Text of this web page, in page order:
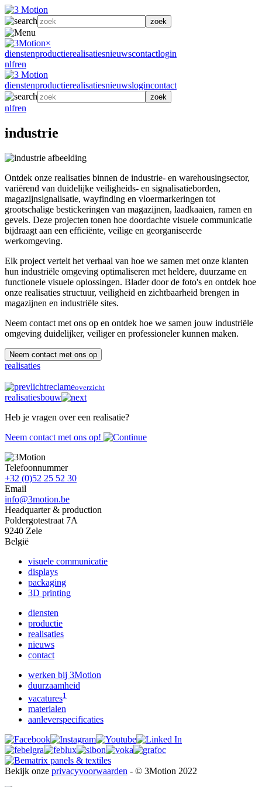
zoek
×
dienstenproductierealisatiesnieuwscontactlogin
nlfren
dienstenproductierealisatiesnieuwslogincontact
zoek
nlfren
industrie
Ontdek onze realisaties binnen de industrie- en warehousingsector,
variërend van duidelijke veiligheids- en signalisatieborden,
magazijnsignalisatie, wayfinding en vloermarkeringen tot
grootschalige bestickeringen van magazijnen, laadkaaien, ramen en
gevels. Deze projecten tonen hoe doordachte visuele communicatie
bijdraagt aan een efficiënte, veilige en georganiseerde
werkomgeving.
Elk project vertelt het verhaal van hoe we samen met onze klanten
hun industriële omgeving optimaliseren met heldere, duurzame en
functionele visuele oplossingen. Blader door de foto's en ontdek hoe
onze realisaties structuur, veiligheid en zichtbaarheid brengen in
magazijnen en industriële sites.
Neem contact met ons op en ontdek hoe we samen jouw industriële
omgeving duidelijker, veiliger en professioneler kunnen maken.
Neem contact met ons op
realisaties
lichtreclameoverzicht
realisatiesbouw
Heb je vragen over een realisatie?
Neem contact met ons op!
Telefoonnummer
+32 (0)52 25 52 30
Email
info@3motion.be
Headquarter & production
Poldergotestraat 7A
9240 Zele
België
visuele communicatie
displays
packaging
3D printing
diensten
productie
realisaties
nieuws
contact
werken bij 3Motion
duurzaamheid
vacatures1
materialen
aanleverspecificaties
Bekijk onze privacyvoorwaarden - © 3Motion 2022